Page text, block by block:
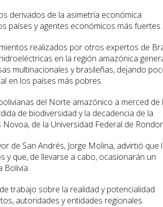
derivados de la asimetría económica
países y agentes económicos más fuertes.
realizados por otros expertos de
en la región amazónica
multinacionales y brasileñas, dejando
en los países más pobres.
del Norte amazónico a merced de
de biodiversidad y la decadencia de la
de la Universidad Federal de
de San Andrés, Jorge Molina, advirtió que
que, de llevarse a cabo, ocasionarán un
Bolivia.
trabajo sobre la realidad y potencialidad
autoridades y entidades regionales.